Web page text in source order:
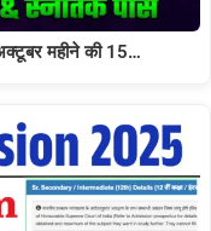
महीने की 15…